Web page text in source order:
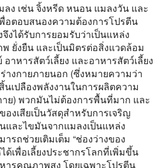
ลง เช่น จิ้งหรีด หนอน แมลงวัน และ
อตอบสนองความต้องการโปรตีน
ได้รับการยอมรับว่าเป็นแหล่ง
ยั่งยืน และเป็นมิตรต่อสิ่งแวดล้อม
าหารสัตว์เลี้ยง และอาหารสัตว์เลี้ยง
งกายภายนอก (ซึ่งหมายความว่า
เปลืองพลังงานในการผลิตความ
ย) พวกมันไม่ต้องการพื้นที่มาก และ
งเสียเป็นวัสดุสำหรับการเจริญ
และไขมันจากแมลงเป็นแหล่ง
รถช่วยเติมเต็ม “ช่องว่างของ
ด้เพื่อเลี้ยงประชากรโลกที่เพิ่มขึ้น
ารคุณภาพสูง โดยเฉพาะโปรตีน